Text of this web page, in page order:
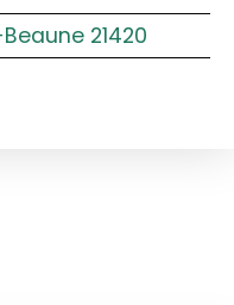
21420